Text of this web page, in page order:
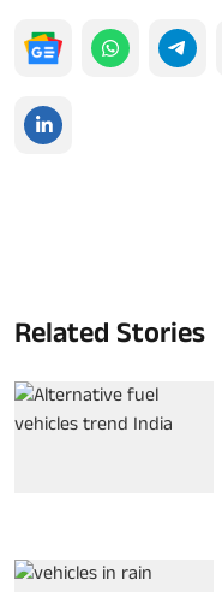
Related Stories